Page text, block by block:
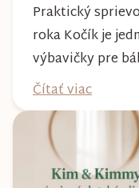
Praktický
roka Kočík je
výbavičky pre
absolvujete
na lesných
počasia.
môžete byť
dlhé roky a
Čítať viac